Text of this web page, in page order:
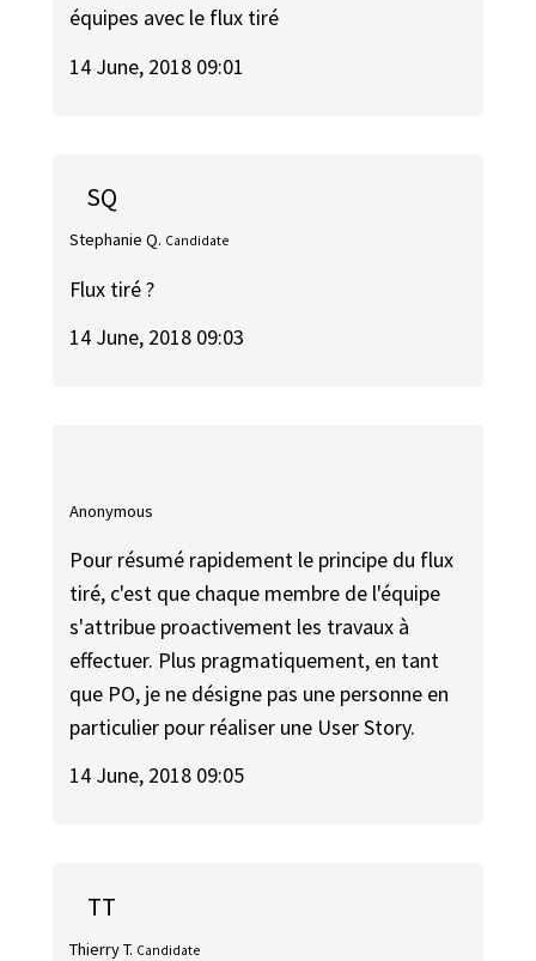
équipes avec le flux tiré
14 June, 2018 09:01
SQ
Stephanie Q. Candidate
Flux tiré ?
14 June, 2018 09:03
Anonymous
Pour résumé rapidement le principe du flux
tiré, c'est que chaque membre de l'équipe
s'attribue proactivement les travaux à
effectuer. Plus pragmatiquement, en tant
que PO, je ne désigne pas une personne en
particulier pour réaliser une User Story.
14 June, 2018 09:05
TT
Thierry T. Candidate